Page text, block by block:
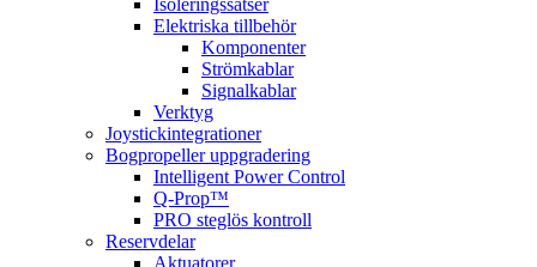
Isoleringssatser
Elektriska tillbehör
Komponenter
Strömkablar
Signalkablar
Verktyg
Joystickintegrationer
Bogpropeller uppgradering
Intelligent Power Control
Q-Prop™
PRO steglös kontroll
Reservdelar
Aktuatorer